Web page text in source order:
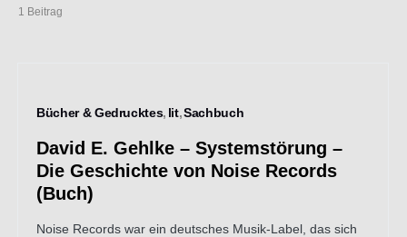
1 Beitrag
Bücher & Gedrucktes lit Sachbuch
David E. Gehlke – Systemstörung –
Die Geschichte von Noise Records
(Buch)
Noise Records war ein deutsches Musik-Label, das sich